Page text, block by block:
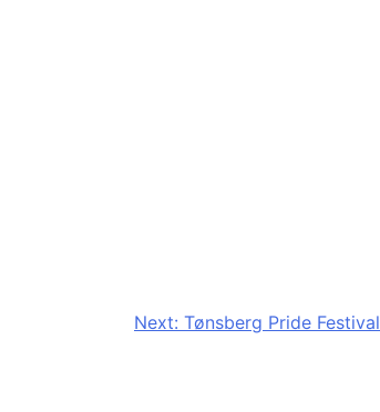
Next: Tønsberg Pride Festival